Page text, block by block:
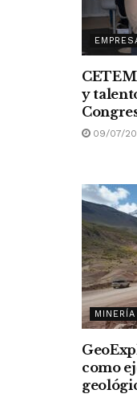
y
09/07/
MINERÍA
como